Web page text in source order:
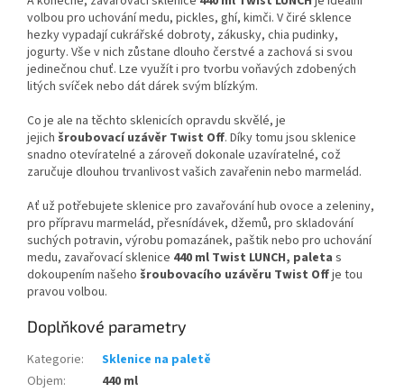
volbou pro uchování medu, pickles, ghí, kimči. V čiré sklence
hezky vypadají cukrářské dobroty, zákusky, chia pudinky,
jogurty. Vše v nich zůstane dlouho čerstvé a zachová si svou
jedinečnou chuť. Lze využít i pro tvorbu voňavých zdobených
litých svíček nebo dát dárek svým blízkým.
Co je ale na těchto sklenicích opravdu skvělé, je
jejich šroubovací uzávěr Twist Off. Díky tomu jsou sklenice
snadno otevíratelné a zároveň dokonale uzavíratelné, což
zaručuje dlouhou trvanlivost vašich zavařenin nebo marmelád.
Ať už potřebujete sklenice pro zavařování hub ovoce a zeleniny,
pro přípravu marmelád, přesnídávek, džemů, pro skladování
suchých potravin, výrobu pomazánek, paštik nebo pro uchování
medu, zavařovací sklenice 440 ml Twist LUNCH, paleta s
dokoupením našeho šroubovacího uzávěru Twist Offje tou
pravou volbou.
Doplňkové parametry
Kategorie:
Sklenice na paletě
Objem:
440 ml